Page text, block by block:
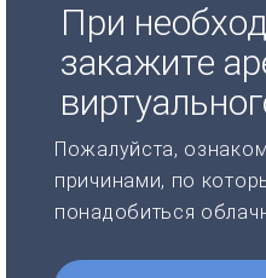
При
закажите
Пожалуйста,
причинами, по
понадобиться